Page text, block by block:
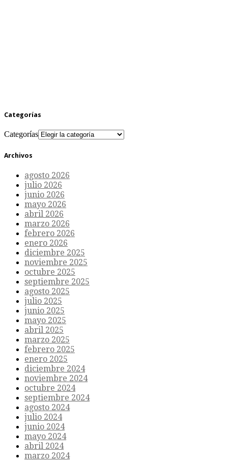
Categorías
Categorías
Archivos
agosto 2026
julio 2026
junio 2026
mayo 2026
abril 2026
marzo 2026
febrero 2026
enero 2026
diciembre 2025
noviembre 2025
octubre 2025
septiembre 2025
agosto 2025
julio 2025
junio 2025
mayo 2025
abril 2025
marzo 2025
febrero 2025
enero 2025
diciembre 2024
noviembre 2024
octubre 2024
septiembre 2024
agosto 2024
julio 2024
junio 2024
mayo 2024
abril 2024
marzo 2024